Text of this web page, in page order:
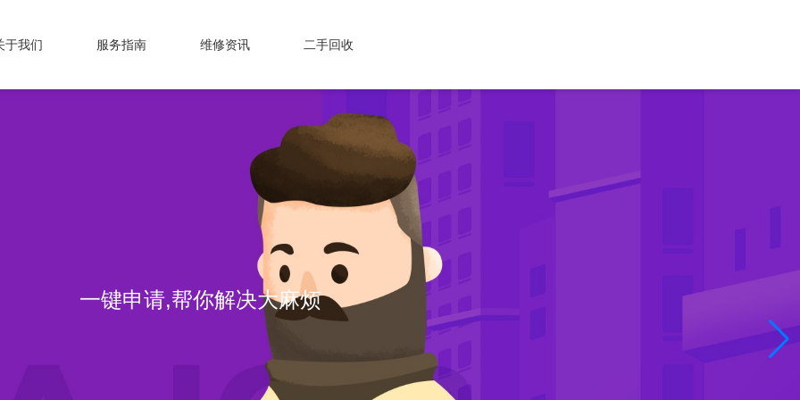
于我们 服务指南 维修资讯 二手回收
一键申请,帮你解决大麻烦